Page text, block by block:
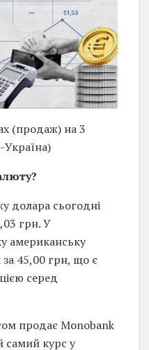
(продаж) на 3
долара сьогодні
грн. У
американську
45,00 грн, що є
серед
продає Monobank
самий курс у